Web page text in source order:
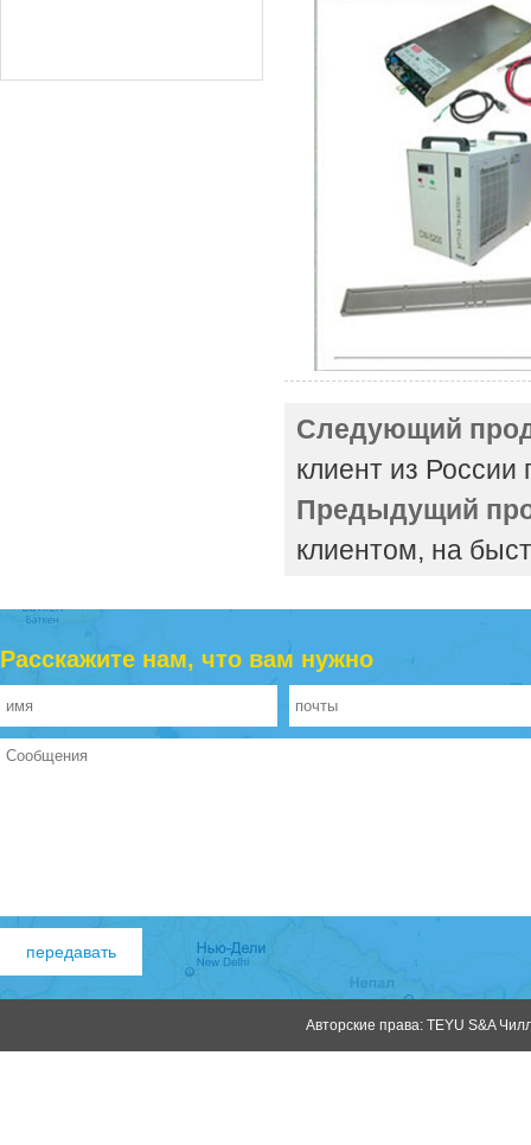
Следующий
клиент из
Предыдущий
клиентом, на
Расскажите нам, что вам нужно
Авторские права: TEYU S&A